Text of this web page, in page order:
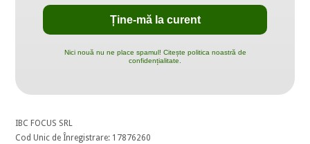
Nici nouă nu ne place spamul! Citește politica noastră de
confidențialitate.
IBC FOCUS SRL
Cod Unic de Înregistrare: 17876260